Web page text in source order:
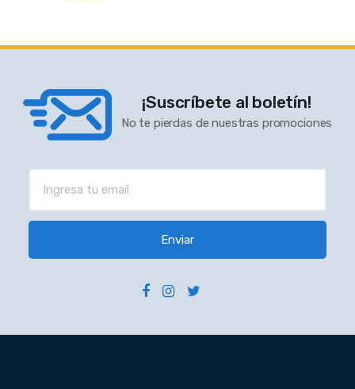
¡Suscríbete al boletín!
No te pierdas de nuestras promociones
Enviar